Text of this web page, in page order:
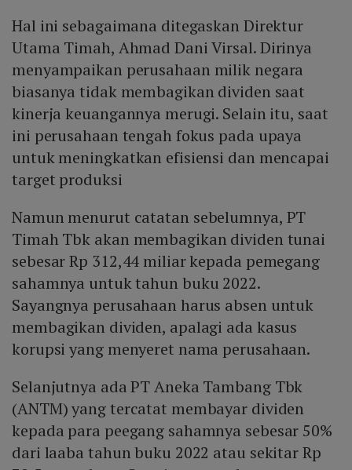
Hal ini sebagaimana ditegaskan Direktur
Utama Timah, Ahmad Dani Virsal. Dirinya
menyampaikan perusahaan milik negara
biasanya tidak membagikan dividen saat
kinerja keuangannya merugi. Selain itu, saat
ini perusahaan tengah fokus pada upaya
untuk meningkatkan efisiensi dan mencapai
target produksi
Namun menurut catatan sebelumnya, PT
Timah Tbk akan membagikan dividen tunai
sebesar Rp 312,44 miliar kepada pemegang
sahamnya untuk tahun buku 2022.
Sayangnya perusahaan harus absen untuk
membagikan dividen, apalagi ada kasus
korupsi yang menyeret nama perusahaan.
Selanjutnya ada PT Aneka Tambang Tbk
(ANTM) yang tercatat membayar dividen
kepada para peegang sahamnya sebesar 50%
dari laaba tahun buku 2022 atau sekitar Rp